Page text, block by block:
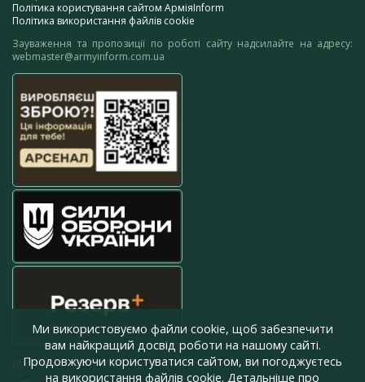
Політика користування сайтом АрміяInform
Політика використання файлів cookie
Зауваження та пропозиції по роботі сайту надсилайте на адресу:
webmaster@armyinform.com.ua
press@armyinform.com.ua
Ми використовуємо файли cookie, щоб забезпечити
вам найкращий досвід роботи на нашому сайті.
Продовжуючи користуватися сайтом, ви погоджуєтесь
на використання файлів cookie. Детальніше про